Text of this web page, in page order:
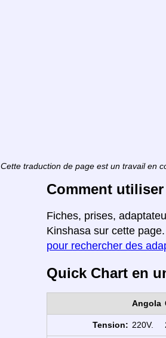
Cette traduction de page est un travail en
Comment
Fiches, prises,
Kinshasa sur cette
pour rechercher des
Quick Chart en
Angola
Tension: 220V.